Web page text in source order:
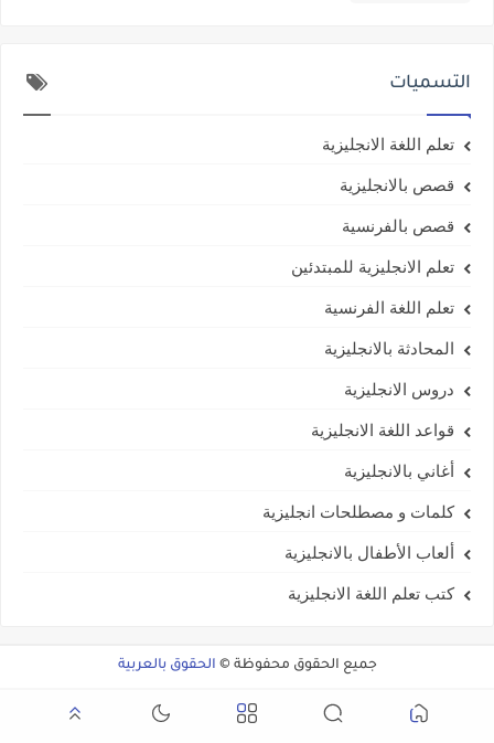
التسميات
تعلم اللغة الانجليزية
قصص بالانجليزية
قصص بالفرنسية
تعلم الانجليزية للمبتدئين
تعلم اللغة الفرنسية
المحادثة بالانجليزية
دروس الانجليزية
قواعد اللغة الانجليزية
أغاني بالانجليزية
كلمات و مصطلحات انجليزية
ألعاب الأطفال بالانجليزية
كتب تعلم اللغة الانجليزية
جميع الحقوق محفوظة © الحقوق بالعربية